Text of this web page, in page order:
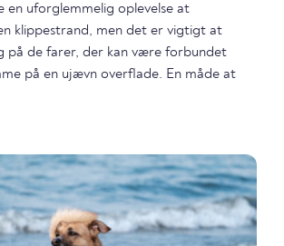
en uforglemmelig oplevelse at
klippestrand, men det er vigtigt at
på de farer, der kan være forbundet
på en ujævn overflade. En måde at